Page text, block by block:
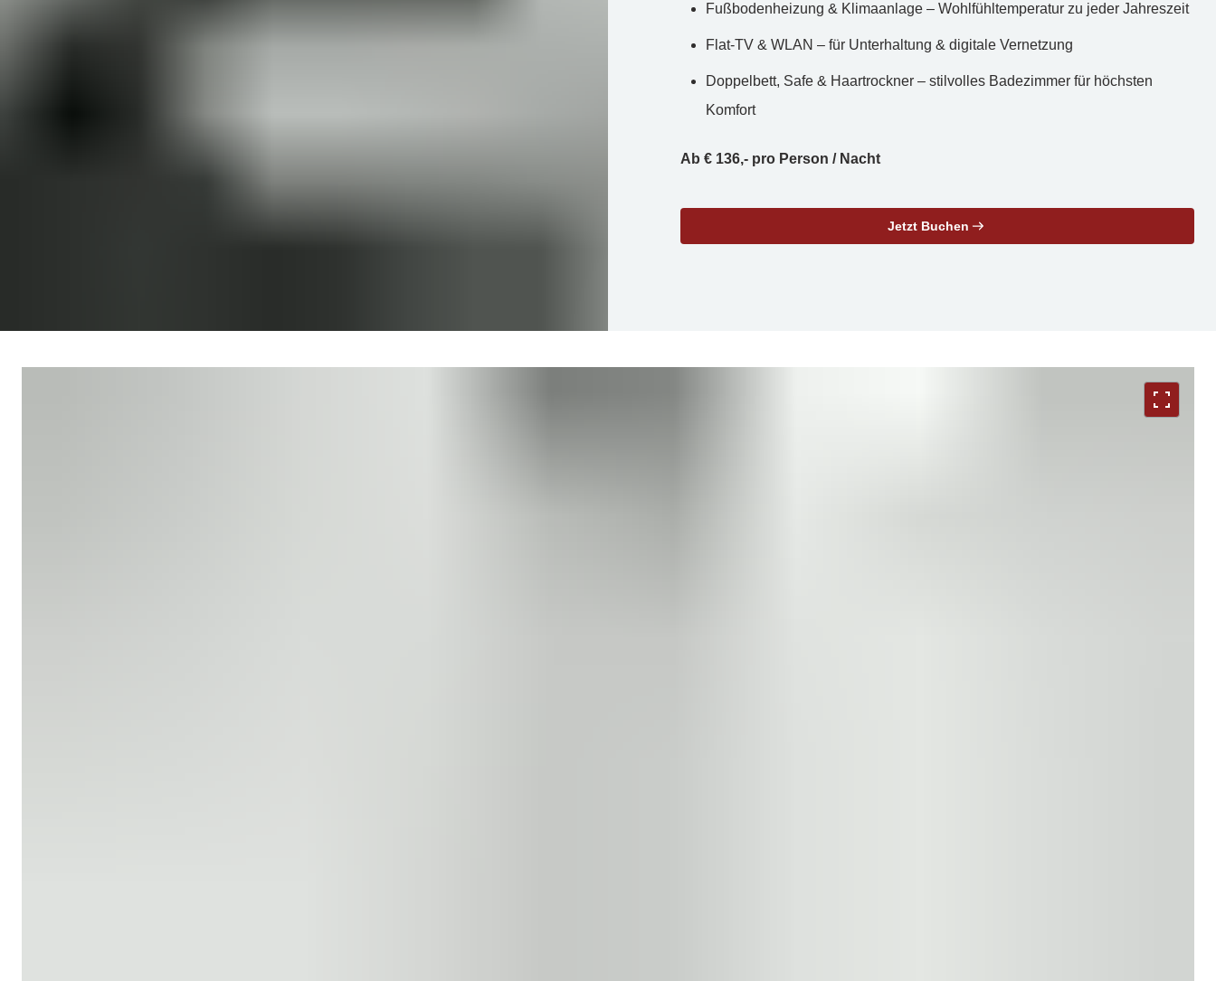
Fußbodenheizung & Klimaanlage – Wohlfühltemperatur zu jeder Jahreszeit
Flat-TV & WLAN – für Unterhaltung & digitale Vernetzung
Doppelbett, Safe & Haartrockner – stilvolles Badezimmer für höchsten
Komfort
Ab € 136,- pro Person / Nacht
Jetzt Buchen